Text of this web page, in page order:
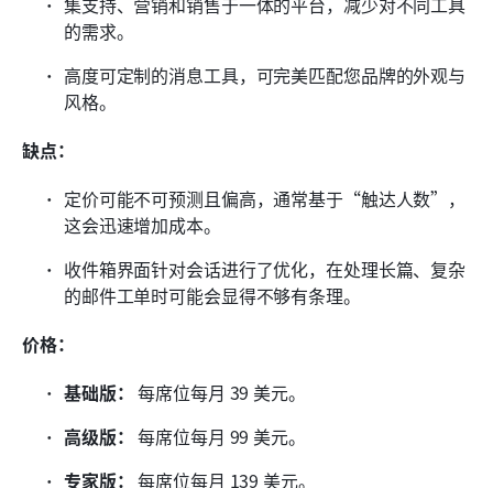
的需求。
高度可定制的消息工具，可完美匹配您品牌的外观与
风格。
缺点：
定价可能不可预测且偏高，通常基于“触达人数”，
这会迅速增加成本。
收件箱界面针对会话进行了优化，在处理长篇、复杂
的邮件工单时可能会显得不够有条理。
价格：
基础版： 每席位每月 39 美元。
高级版： 每席位每月 99 美元。
专家版： 每席位每月 139 美元。